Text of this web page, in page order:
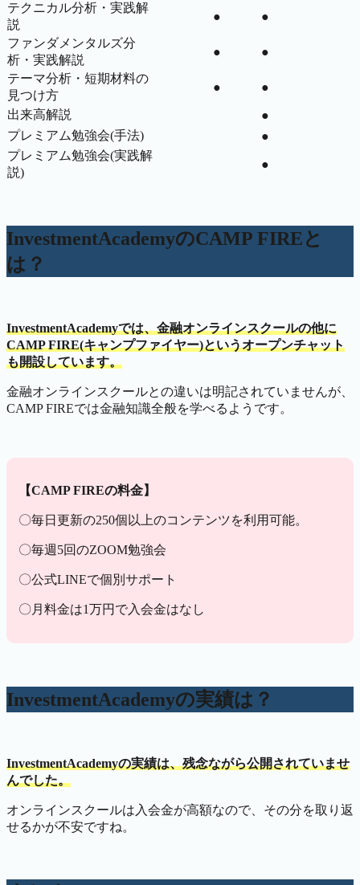
テクニカル分析・実践解
説
●
●
ファンダメンタルズ分
析・実践解説
●
●
テーマ分析・短期材料の
見つけ方
●
●
出来高解説
●
プレミアム勉強会(手法)
●
プレミアム勉強会(実践解
説)
●
InvestmentAcademyのCAMP FIREと
は？
InvestmentAcademyでは、金融オンラインスクールの他に
CAMP FIRE(キャンプファイヤー)というオープンチャット
も開設しています。
金融オンラインスクールとの違いは明記されていませんが、
CAMP FIREでは金融知識全般を学べるようです。
【CAMP FIREの料金】
〇毎日更新の250個以上のコンテンツを利用可能。
〇毎週5回のZOOM勉強会
〇公式LINEで個別サポート
〇月料金は1万円で入会金はなし
InvestmentAcademyの実績は？
InvestmentAcademyの実績は、残念ながら公開されていませ
んでした。
オンラインスクールは入会金が高額なので、その分を取り返
せるかが不安ですね。